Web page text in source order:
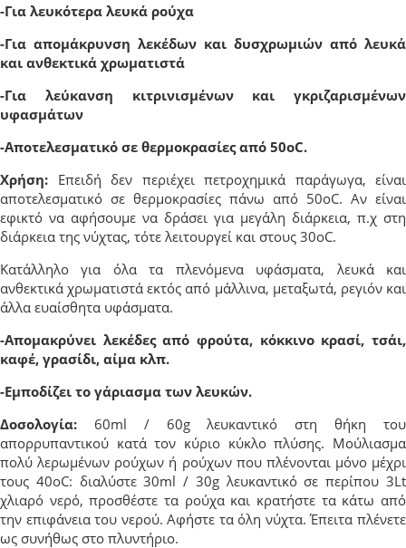
-Για λευκότερα λευκά ρούχα
-Για απομάκρυνση λεκέδων και δυσχρωμιών από λευκά
και ανθεκτικά χρωματιστά
-Για λεύκανση κιτρινισμένων και γκριζαρισμένων
υφασμάτων
-Αποτελεσματικό σε θερμοκρασίες από 50οC.
Χρήση: Επειδή δεν περιέχει πετροχημικά παράγωγα, είναι
αποτελεσματικό σε θερμοκρασίες πάνω από 50οC. Αν είναι
εφικτό να αφήσουμε να δράσει για μεγάλη διάρκεια, π.χ στη
διάρκεια της νύχτας, τότε λειτουργεί και στους 30οC.
Κατάλληλο για όλα τα πλενόμενα υφάσματα, λευκά και
ανθεκτικά χρωματιστά εκτός από μάλλινα, μεταξωτά, ρεγιόν και
άλλα ευαίσθητα υφάσματα.
-Απομακρύνει λεκέδες από φρούτα, κόκκινο κρασί, τσάι,
καφέ, γρασίδι, αίμα κλπ.
-Εμποδίζει το γάριασμα των λευκών.
Δοσολογία: 60ml / 60g λευκαντικό στη θήκη του
απορρυπαντικού κατά τον κύριο κύκλο πλύσης. Μούλιασμα
πολύ λερωμένων ρούχων ή ρούχων που πλένονται μόνο μέχρι
τους 40οC: διαλύστε 30ml / 30g λευκαντικό σε περίπου 3Lt
χλιαρό νερό, προσθέστε τα ρούχα και κρατήστε τα κάτω από
την επιφάνεια του νερού. Αφήστε τα όλη νύχτα. Έπειτα πλένετε
ως συνήθως στο πλυντήριο.